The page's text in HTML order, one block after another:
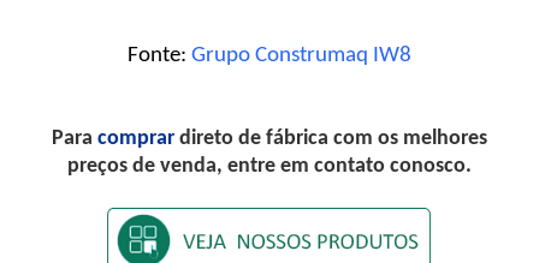
Fonte: Grupo Construmaq IW8
Para comprar direto de fábrica com os melhores
preços de venda, entre em contato conosco.